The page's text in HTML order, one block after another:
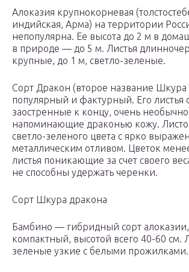
Алоказия крупнокорневая
индийская, Арма) на территории
непопулярна. Ее высота до 2 м в
в природе — до 5 м. Листья
крупные, до 1 м, светло-зеленые.
Сорт Дракон (второе название Шкура
популярный и фактурный. Его листья
заостренные к концу, очень
напоминающие драконью кожу.
светло-зеленого цвета с ярко
металлическим отливом. Цветок
листья поникающие за счет своего
не способны удержать черенки.
Сорт Шкура дракона
Бамбино — гибридный сорт
компактный, высотой всего 40-60 см.
зеленые узкие с белыми прожилками.